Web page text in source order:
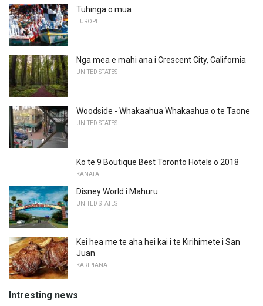
Tuhinga o mua
EUROPE
Nga mea e mahi ana i Crescent City, California
UNITED STATES
Woodside - Whakaahua Whakaahua o te Taone
UNITED STATES
Ko te 9 Boutique Best Toronto Hotels o 2018
KANATA
Disney World i Mahuru
UNITED STATES
Kei hea me te aha hei kai i te Kirihimete i San
Juan
KARIPIANA
Intresting news